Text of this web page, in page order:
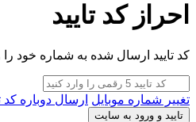
احراز کد تایید
کد تایید ارسال شده به شماره خود را
تغییر شماره موبایل ارسال دوباره کد
تایید و ورود به سایت